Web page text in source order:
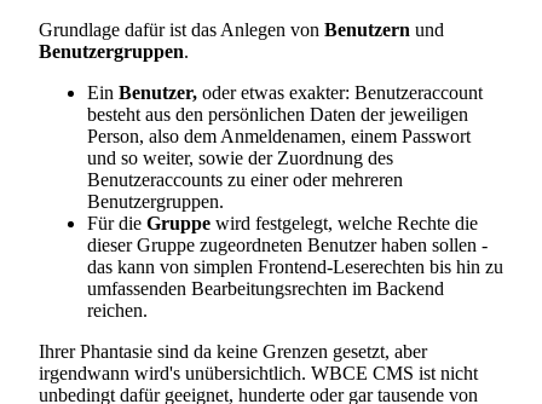
Grundlage dafür ist das Anlegen von Benutzern und
Benutzergruppen.
Ein Benutzer, oder etwas exakter: Benutzeraccount
besteht aus den persönlichen Daten der jeweiligen
Person, also dem Anmeldenamen, einem Passwort
und so weiter, sowie der Zuordnung des
Benutzeraccounts zu einer oder mehreren
Benutzergruppen.
Für die Gruppe wird festgelegt, welche Rechte die
dieser Gruppe zugeordneten Benutzer haben sollen -
das kann von simplen Frontend-Leserechten bis hin zu
umfassenden Bearbeitungsrechten im Backend
reichen.
Ihrer Phantasie sind da keine Grenzen gesetzt, aber
irgendwann wird's unübersichtlich. WBCE CMS ist nicht
unbedingt dafür geeignet, hunderte oder gar tausende von